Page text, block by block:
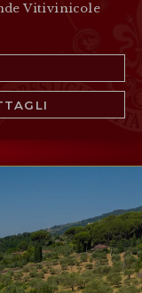
Vitivinicole